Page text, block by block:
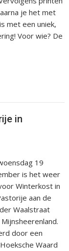
je het met
met een uniek,
Voor wie? De
in
19
is het weer
Winterkost in
aan de
Waalstraat
door een
Waard